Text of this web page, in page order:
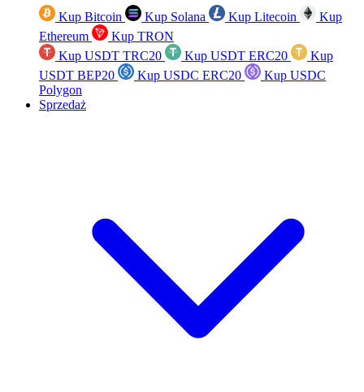
Kup Bitcoin Kup Solana Kup Litecoin
Kup
Ethereum
Kup TRON
Kup USDT TRC20
Kup USDT ERC20
Kup
USDT BEP20
Kup USDC ERC20
Kup USDC
Polygon
Sprzedaż